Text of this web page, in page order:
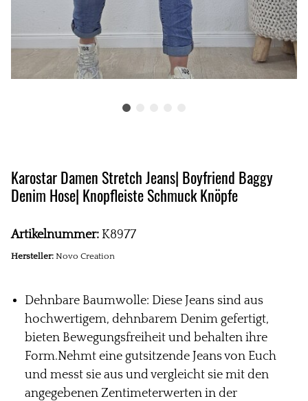
Karostar Damen Stretch Jeans| Boyfriend Baggy
Denim Hose| Knopfleiste Schmuck Knöpfe
Artikelnummer: K8977
Hersteller: Novo Creation
Dehnbare Baumwolle: Diese Jeans sind aus
hochwertigem, dehnbarem Denim gefertigt,
bieten Bewegungsfreiheit und behalten ihre
Form.Nehmt eine gutsitzende Jeans von Euch
und messt sie aus und vergleicht sie mit den
angegebenen Zentimeterwerten in der